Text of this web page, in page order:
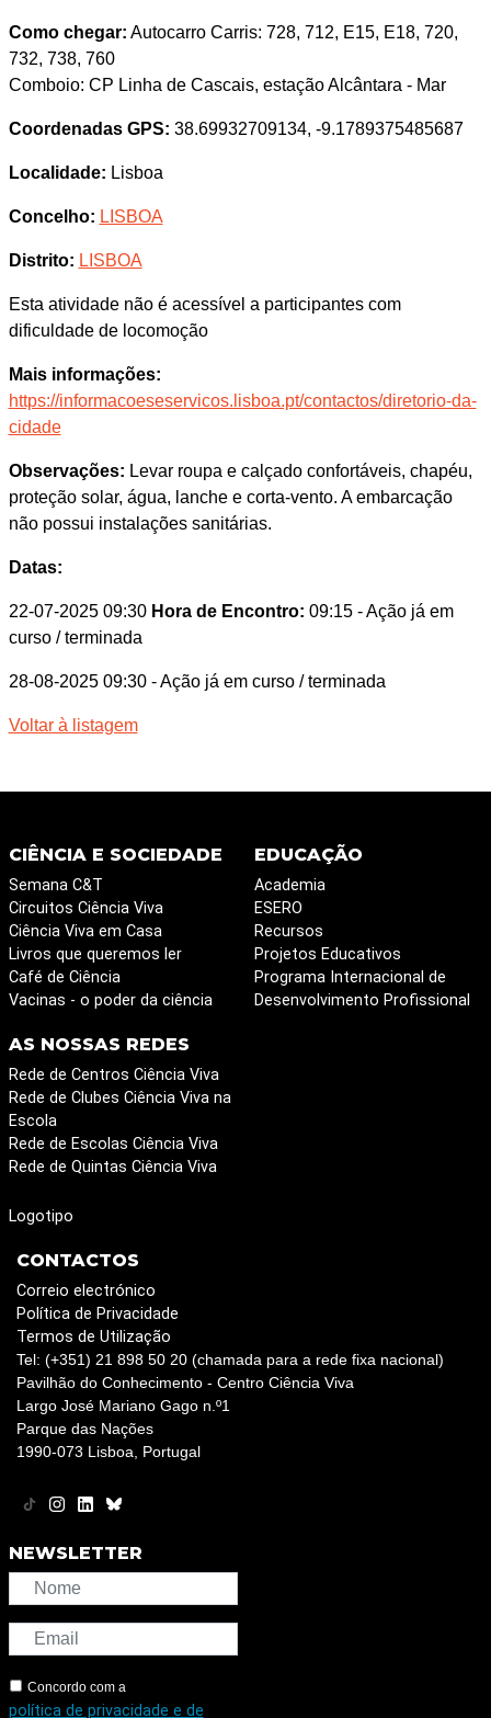
Como chegar: Autocarro Carris: 728, 712, E15, E18, 720,
732, 738, 760
Comboio: CP Linha de Cascais, estação Alcântara - Mar
Coordenadas GPS: 38.69932709134, -9.1789375485687
Localidade: Lisboa
Concelho: LISBOA
Distrito: LISBOA
Esta atividade não é acessível a participantes com
dificuldade de locomoção
Mais informações:
https://informacoeseservicos.lisboa.pt/contactos/diretorio-da-
cidade
Observações: Levar roupa e calçado confortáveis, chapéu,
proteção solar, água, lanche e corta-vento. A embarcação
não possui instalações sanitárias.
Datas:
22-07-2025 09:30 Hora de Encontro: 09:15 - Ação já em
curso / terminada
28-08-2025 09:30 - Ação já em curso / terminada
Voltar à listagem
CIÊNCIA E SOCIEDADE
Semana C&T
Circuitos Ciência Viva
Ciência Viva em Casa
Livros que queremos ler
Café de Ciência
Vacinas - o poder da ciência
EDUCAÇÃO
Academia
ESERO
Recursos
Projetos Educativos
Programa Internacional de
Desenvolvimento Profissional
AS NOSSAS REDES
Rede de Centros Ciência Viva
Rede de Clubes Ciência Viva na
Escola
Rede de Escolas Ciência Viva
Rede de Quintas Ciência Viva
Logotipo
CONTACTOS
Correio electrónico
Política de Privacidade
Termos de Utilização
Tel: (+351) 21 898 50 20 (chamada para a rede fixa nacional)
Pavilhão do Conhecimento - Centro Ciência Viva
Largo José Mariano Gago n.º1
Parque das Nações
1990-073 Lisboa, Portugal
NEWSLETTER
Concordo com a
política de privacidade e de